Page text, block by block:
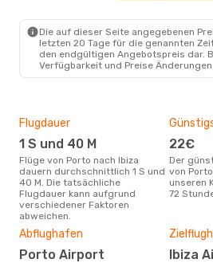
IBZ- OPO
Die auf dieser Seite angegebenen
letzten 20 Tage für die genannten
den endgültigen Angebotspreis dar.
Verfügbarkeit und Preise
Flugdauer
1 S und 40 M
Flüge von Porto nach Ibiza
dauern durchschnittlich 1 S und
40 M. Die tatsächliche
Flugdauer kann aufgrund
verschiedener Faktoren
abweichen.
22€
Der günstigste einfache Flug
von
unseren
72
Abflughafen
Porto Airport Ibiza